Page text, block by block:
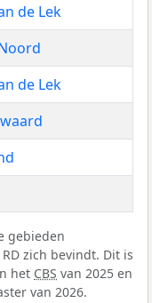
de Lek
de Lek
gebieden
zich bevindt. Dit is
het CBS van 2025 en
van 2026.